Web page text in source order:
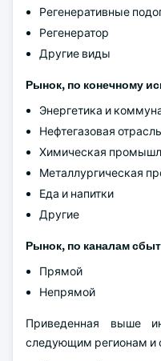
Регенеративные
Регенератор
Другие виды
Рынок, по конечному
Энергетика и
Нефтегазовая отрасль
Химическая
Металлургическая
Еда и напитки
Другие
Рынок, по каналам
Прямой
Непрямой
Приведенная выше
следующим регионам и